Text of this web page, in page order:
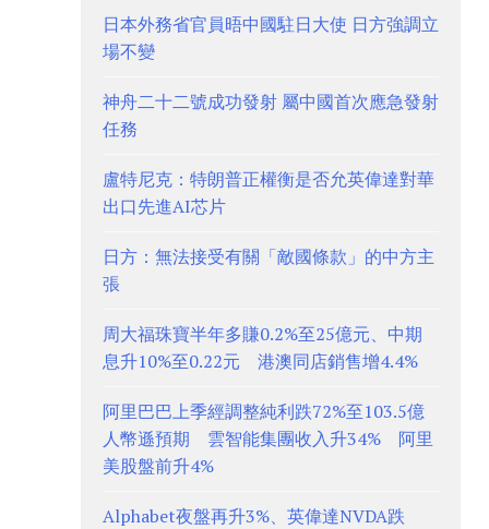
日本外務省官員晤中國駐日大使 日方強調立
場不變
神舟二十二號成功發射 屬中國首次應急發射
任務
盧特尼克：特朗普正權衡是否允英偉達對華
出口先進AI芯片
日方：無法接受有關「敵國條款」的中方主
張
周大福珠寶半年多賺0.2%至25億元、中期
息升10%至0.22元 港澳同店銷售增4.4%
阿里巴巴上季經調整純利跌72%至103.5億
人幣遜預期 雲智能集團收入升34% 阿里
美股盤前升4%
Alphabet夜盤再升3%、英偉達NVDA跌